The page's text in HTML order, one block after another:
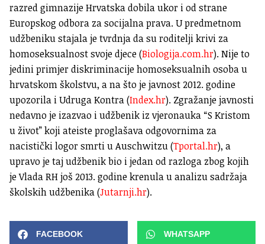
razred gimnazije Hrvatska dobila ukor i od strane
Europskog odbora za socijalna prava. U predmetnom
udžbeniku stajala je tvrdnja da su roditelji krivi za
homoseksualnost svoje djece (Biologija.com.hr). Nije to
jedini primjer diskriminacije homoseksualnih osoba u
hrvatskom školstvu, a na što je javnost 2012. godine
upozorila i Udruga Kontra (Index.hr). Zgražanje javnosti
nedavno je izazvao i udžbenik iz vjeronauka “S Kristom
u život” koji ateiste proglašava odgovornima za
nacistički logor smrti u Auschwitzu (Tportal.hr), a
upravo je taj udžbenik bio i jedan od razloga zbog kojih
je Vlada RH još 2013. godine krenula u analizu sadržaja
školskih udžbenika (Jutarnji.hr).
FACEBOOK WHATSAPP